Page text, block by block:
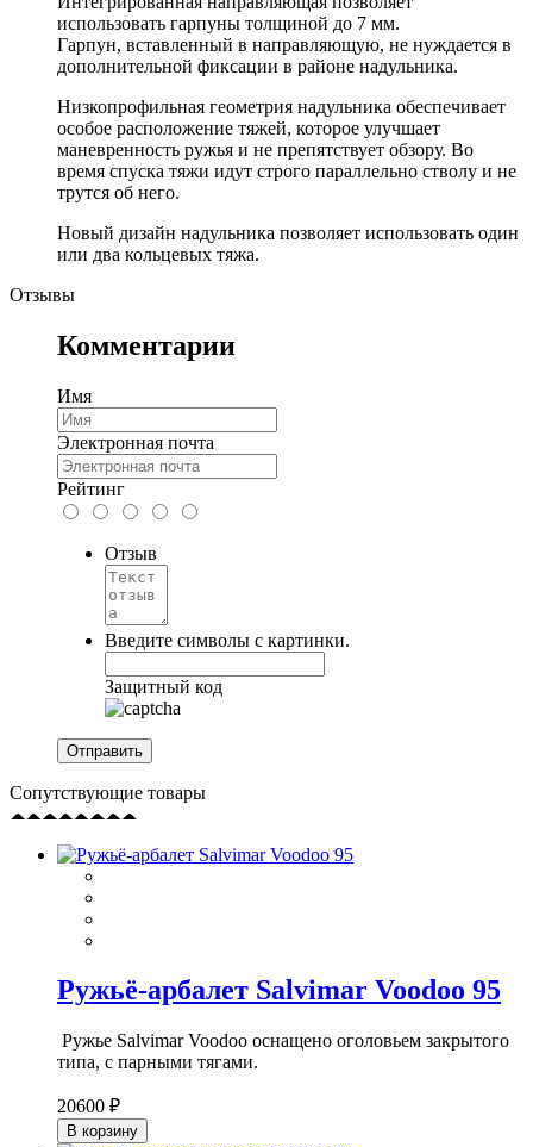
использовать гарпуны толщиной до 7 мм.
Гарпун, вставленный в направляющую, не нуждается в
дополнительной фиксации в районе надульника.
Низкопрофильная геометрия надульника обеспечивает
особое расположение тяжей, которое улучшает
маневренность ружья и не препятствует обзору. Во
время спуска тяжи идут строго параллельно стволу и не
трутся об него.
Новый дизайн надульника позволяет использовать один
или два кольцевых тяжа.
Отзывы
Комментарии
Имя
Электронная почта
Рейтинг
Отзыв
Введите символы с картинки.
Защитный код
Сопутствующие товары
Ружьё-арбалет Salvimar Voodoo 95
Ружье Salvimar Voodoo оснащено оголовьем закрытого
типа, с парными тягами.
20600 ₽
В корзину